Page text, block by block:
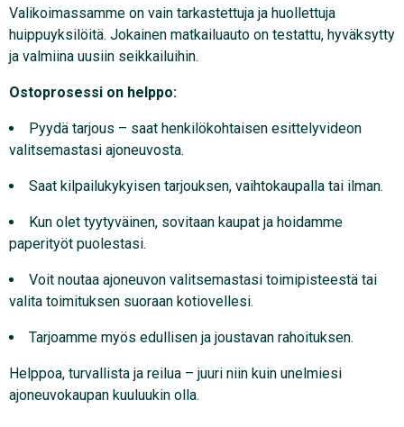
Valikoimassamme on vain tarkastettuja ja huollettuja
huippuyksilöitä. Jokainen matkailuauto on testattu, hyväksytty
ja valmiina uusiin seikkailuihin.
Ostoprosessi on helppo:
Pyydä tarjous – saat henkilökohtaisen esittelyvideon
valitsemastasi ajoneuvosta.
Saat kilpailukykyisen tarjouksen, vaihtokaupalla tai ilman.
Kun olet tyytyväinen, sovitaan kaupat ja hoidamme
paperityöt puolestasi.
Voit noutaa ajoneuvon valitsemastasi toimipisteestä tai
valita toimituksen suoraan kotiovellesi.
Tarjoamme myös edullisen ja joustavan rahoituksen.
Helppoa, turvallista ja reilua – juuri niin kuin unelmiesi
ajoneuvokaupan kuuluukin olla.